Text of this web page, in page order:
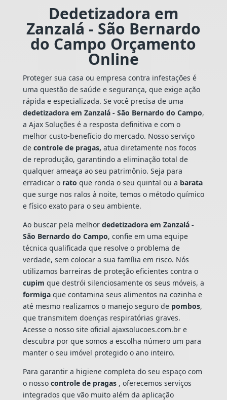
Dedetizadora em
Zanzalá - São Bernardo
do Campo Orçamento
Online
Proteger sua casa ou empresa contra infestações é
uma questão de saúde e segurança, que exige ação
rápida e especializada. Se você precisa de uma
dedetizadora em Zanzalá - São Bernardo do Campo,
a Ajax Soluções é a resposta definitiva e com o
melhor custo-benefício do mercado. Nosso serviço
de controle de pragas, atua diretamente nos focos
de reprodução, garantindo a eliminação total de
qualquer ameaça ao seu patrimônio. Seja para
erradicar o rato que ronda o seu quintal ou a barata
que surge nos ralos à noite, temos o método químico
e físico exato para o seu ambiente.
Ao buscar pela melhor dedetizadora em Zanzalá -
São Bernardo do Campo, confie em uma equipe
técnica qualificada que resolve o problema de
verdade, sem colocar a sua família em risco. Nós
utilizamos barreiras de proteção eficientes contra o
cupim que destrói silenciosamente os seus móveis, a
formigaque contamina seus alimentos na cozinha e
até mesmo realizamos o manejo seguro de pombos,
que transmitem doenças respiratórias graves.
Acesse o nosso site oficial ajaxsolucoes.com.br e
descubra por que somos a escolha número um para
manter o seu imóvel protegido o ano inteiro.
Para garantir a higiene completa do seu espaço com
o nosso controle de pragas , oferecemos serviços
integrados que vão muito além da aplicação